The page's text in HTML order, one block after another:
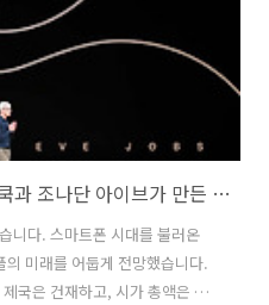
애프터 스티브 잡스 후기 - 팀 쿡과 조나단 아이브가 만든 잡스 없는 애플 10년
니다. 스마트폰 시대를 불러온
미래를 어둡게 전망했습니다.
국은 건재하고, 시가 총액은 2조